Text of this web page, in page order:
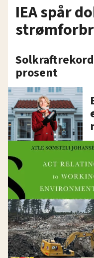
IEA spår
prosent